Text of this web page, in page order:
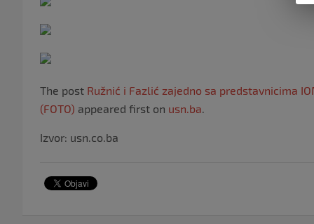
The post Ružnić i Fazlić zajedno sa predstavnicima
(FOTO) appeared first on usn.ba.
Izvor: usn.co.ba